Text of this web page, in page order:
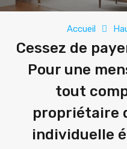
Accueil
Cessez de
Pour une
tout
propriétaire
individuelle